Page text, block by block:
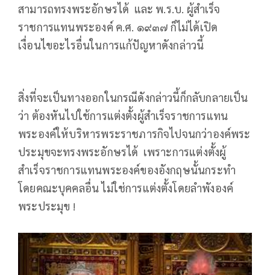
สามารถทรงพระอักษรได้ และ พ.ร.บ. ผู้สำเร็จ
ราชการแทนพระองค์ ค.ศ. ๑๙๓๗ ก็ไม่ได้เปิด
เงื่อนไขอะไรอื่นในการแก้ปัญหาดังกล่าวนี้
สิ่งที่จะเป็นทางออกในกรณีดังกล่าวนี้ก็กลับกลายเป็น
ว่า ต้องหันไปใช้การแต่งตั้งผู้สำเร็จราชการแทน
พระองค์ให้บริหารพระราชภารกิจไปจนกว่าองค์พระ
ประมุขจะทรงพระอักษรได้ เพราะการแต่งตั้งผู้
สำเร็จราชการแทนพระองค์ของอังกฤษนั้นกระทำ
โดยคณะบุคคลอื่น ไม่ใช่การแต่งตั้งโดยลำพังองค์
พระประมุข !